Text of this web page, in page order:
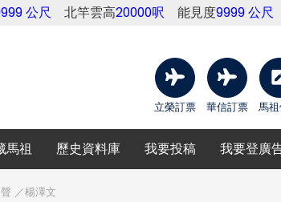
公尺 北竿雲高20000呎 能見度9999 公尺
立榮訂票 華信訂票 馬
馬祖 歷史資料庫 我要投稿 我要登廣
／楊澤文